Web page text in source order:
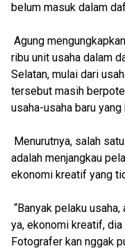
belum masuk dalam
Agung
ribu unit usaha dalam
Selatan, mulai dari
tersebut masih
usaha-usaha baru
Menurutnya, salah
adalah menjangkau
ekonomi kreatif yang
“Banyak pelaku
ya, ekonomi kreatif, dia
Fotografer kan nggak